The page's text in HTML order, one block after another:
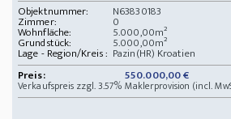
Objektnummer:
N63830183
Zimmer: 0
Wohnfläche: 5.000,00m²
Grundstück: 5.000,00m²
Lage - Region/Kreis : Pazin(HR) Kroatien
Preis:
550.000,00 €
Verkaufspreis zzgl. 3.57% Maklerprovision (incl.